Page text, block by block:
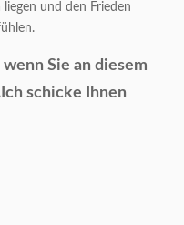
und den Frieden
Sie an diesem
Ich schicke Ihnen